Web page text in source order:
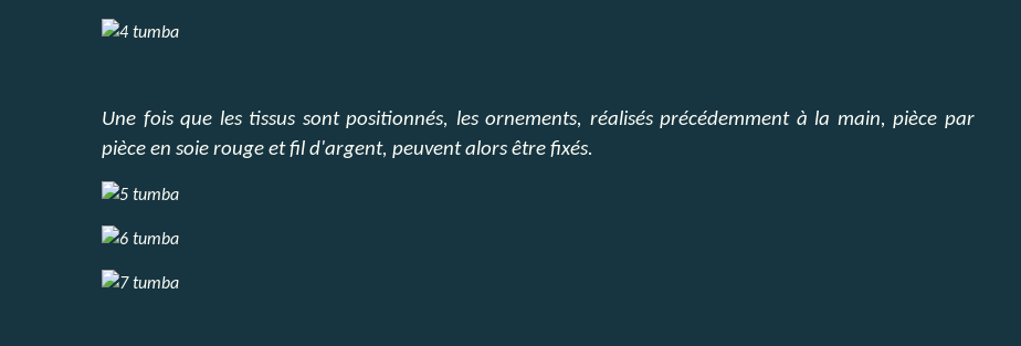
Une fois que les tissus sont positionnés, les ornements, réalisés précédemment à la main, pièce par
pièce en soie rouge et fil d'argent, peuvent alors être fixés.